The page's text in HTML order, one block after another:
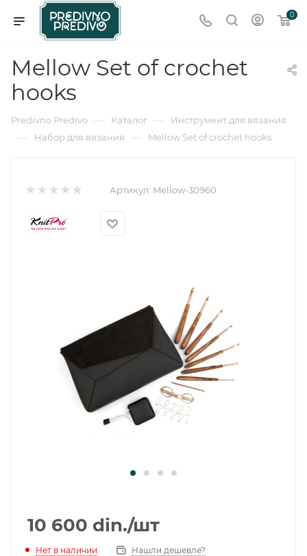
0
Mellow Set of crochet
hooks
Predivno Predivo — Каталог — Инструмент для вязания
— Набор для вязания — Mellow Set of crochet hooks
Артикул: Mellow-30960
10 600 din./шт
Нет в наличии Нашли дешевле?